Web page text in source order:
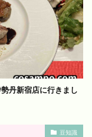
丹新宿店に行きまし
豆知識